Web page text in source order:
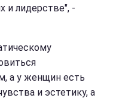
и лидерстве", -
а у женщин есть
и эстетику, а